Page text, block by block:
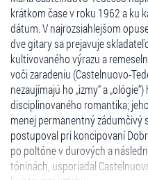
krátkom čase v roku 1962 a ku
dátum. V najrozsiahlejšom
dve gitary sa prejavuje
kultivovaného výrazu a
voči zaradeniu (Castelnuovo-
nezaujímajú ho „izmy“ a
disciplinovaného romantika;
menej permanentný zádumčivý
postupoval pri koncipovaní
po poltóne v durových a
tóninách, usporiadal